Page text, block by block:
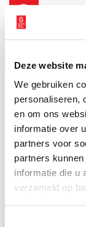
Deze website
We gebruiken
personaliseren,
en om ons
informatie over
partners voor
partners
informatie die u
verzameld op